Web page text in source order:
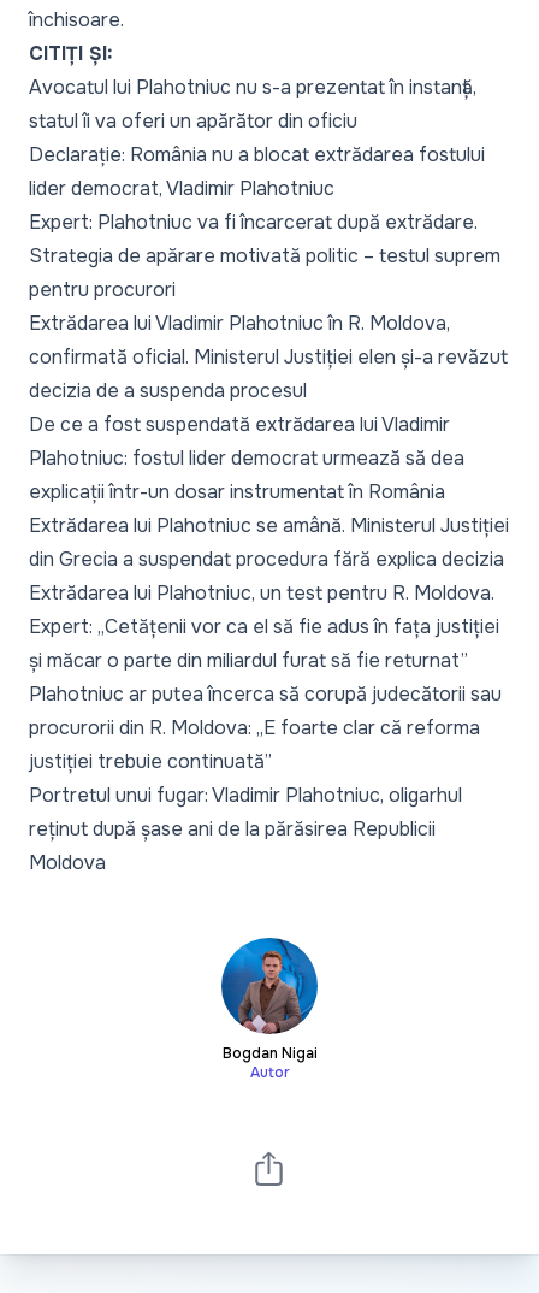
închisoare.
CITIȚI ȘI:
Avocatul lui Plahotniuc nu s-a prezentat în instanță,
statul îi va oferi un apărător din oficiu
Declarație: România nu a blocat extrădarea fostului
lider democrat, Vladimir Plahotniuc
Expert: Plahotniuc va fi încarcerat după extrădare.
Strategia de apărare motivată politic – testul suprem
pentru procurori
Extrădarea lui Vladimir Plahotniuc în R. Moldova,
confirmată oficial. Ministerul Justiției elen și-a revăzut
decizia de a suspenda procesul
De ce a fost suspendată extrădarea lui Vladimir
Plahotniuc: fostul lider democrat urmează să dea
explicații într-un dosar instrumentat în România
Extrădarea lui Plahotniuc se amână. Ministerul Justiției
din Grecia a suspendat procedura fără explica decizia
Extrădarea lui Plahotniuc, un test pentru R. Moldova.
Expert: „Cetățenii vor ca el să fie adus în fața justiției
și măcar o parte din miliardul furat să fie returnat”
Plahotniuc ar putea încerca să corupă judecătorii sau
procurorii din R. Moldova: „E foarte clar că reforma
justiției trebuie continuată”
Portretul unui fugar: Vladimir Plahotniuc, oligarhul
reținut după șase ani de la părăsirea Republicii
Moldova
Bogdan Nigai
Autor